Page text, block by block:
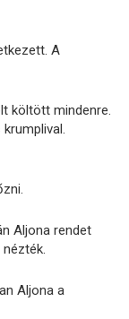
A
költött mindenre.
Aljona rendet
Aljona a